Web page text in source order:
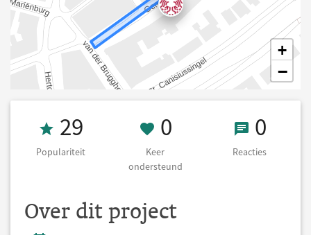
+
−
Populariteit 29
29
Populariteit
0 Keer
0
Keer
ondersteund
0 0
Reacties
Over dit project